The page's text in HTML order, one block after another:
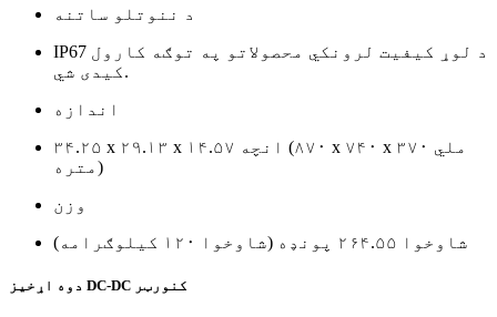
د ننوتلو ساتنه
IP67 د لوړ کیفیت لرونکي محصولاتو په توګه کارول
کیدی شي.
اندازه
۳۴.۲۵ x ۲۹.۱۳ x ۱۴.۵۷ انچه (۸۷۰ x ۷۴۰ x ۳۷۰ ملي
متره)
وزن
شاوخوا ۲۶۴.۵۵ پونډه (شاوخوا ۱۲۰ کیلوګرامه)
دوه اړخیز DC-DC کنورټر